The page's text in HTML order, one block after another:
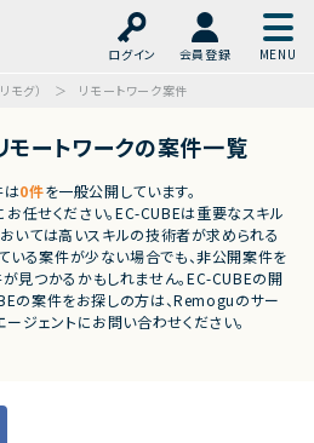
ログイン
会員登録
モグ）
リモートワーク案件
モートワークの案件一覧
は0件を一般公開しています。
任せください。EC-CUBEは重要なスキル
いては高いスキルの技術者が求められる
いる案件が少ない場合でも、非公開案件を
見つかるかもしれません。EC-CUBEの開
の案件をお探しの方は、Remoguのサー
ジェントにお問い合わせください。